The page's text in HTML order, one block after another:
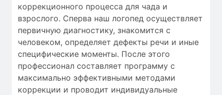
коррекционного процесса для чада и
взрослого. Сперва наш логопед осуществляет
первичную диагностику, знакомится с
человеком, определяет дефекты речи и иные
специфические моменты. После этого
профессионал составляет программу с
максимально эффективными методами
коррекции и проводит индивидуальные